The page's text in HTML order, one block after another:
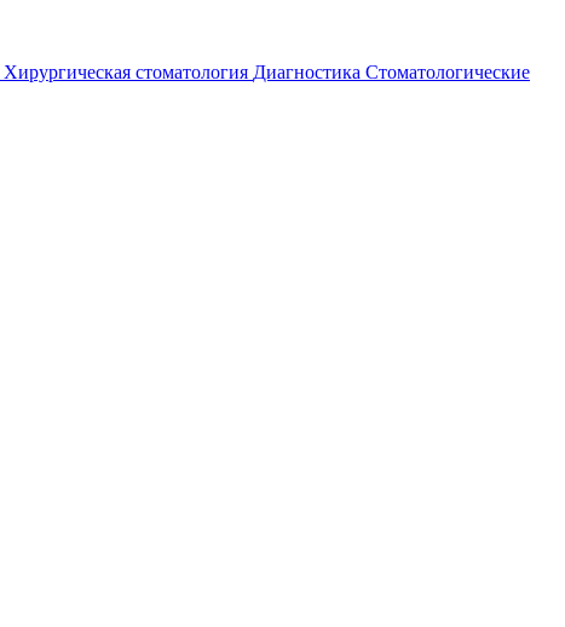
Хирургическая стоматология Диагностика Стоматологические